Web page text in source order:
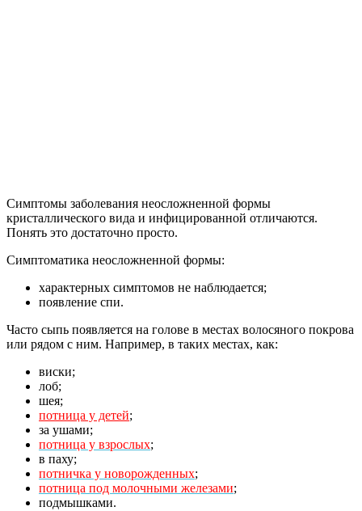
Симптомы заболевания неосложненной формы
кристаллического вида и инфицированной отличаются.
Понять это достаточно просто.
Симптоматика неосложненной формы:
характерных симптомов не наблюдается;
появление спи.
Часто сыпь появляется на голове в местах волосяного покрова
или рядом с ним. Например, в таких местах, как:
виски;
лоб;
шея;
потница у детей;
за ушами;
потница у взрослых;
в паху;
потничка у новорожденных;
потница под молочными железами;
подмышками.